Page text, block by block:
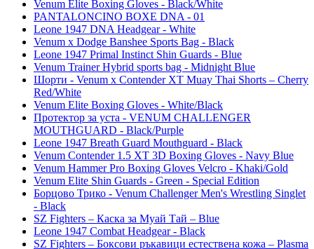
Venum Elite Boxing Gloves - Black/White
PANTALONCINO BOXE DNA - 01
Leone 1947 DNA Headgear - White
Venum x Dodge Banshee Sports Bag - Black
Leone 1947 Primal Instinct Shin Guards - Blue
Venum Trainer Hybrid sports bag - Midnight Blue
Шорти - Venum x Contender XT Muay Thai Shorts – Cherry
Red/White
Venum Elite Boxing Gloves - White/Black
Протектор за уста - VENUM CHALLENGER
MOUTHGUARD - Black/Purple
Leone 1947 Breath Guard Mouthguard - Black
Venum Contender 1.5 XT 3D Boxing Gloves - Navy Blue
Venum Hammer Pro Boxing Gloves Velcro - Khaki/Gold
Venum Elite Shin Guards - Green - Special Edition
Борцово Трико - Venum Challenger Men's Wrestling Singlet
- Black
SZ Fighters – Каска за Муай Тай – Blue
Leone 1947 Combat Headgear - Black
SZ Fighters – Боксови ръкавици естествена кожа – Plasma